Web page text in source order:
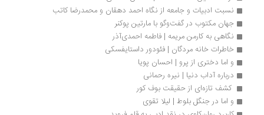
نسبت ادبیات و جامعه از نگاه احمد دهقان و محمدرضا کاتب
جهان مکتوب در گفت‌وگو با مارتین پوکنر
نگاهی به کارمن مریمه | فاطمه احمدی‌آذر
خاطرات خانه مردگان | فئودور داستایفسکی
و اما دختری از پرو | احسان پویا
درباره آداب دنیا | نیره رحمانی
کشف تازه‌ای از حقیقت بوف کور
و اما در جنگل بلوط | لیلا تقوی